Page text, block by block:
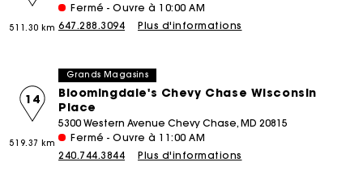
511.30 km
Fermé - Ouvre à 10:00 AM
647.288.3094
Plus d'informations
Grands Magasins
Bloomingdale's Chevy Chase Wisconsin
Place
14
519.37 km
5300 Western Avenue Chevy Chase, MD 20815
Fermé - Ouvre à 11:00 AM
240.744.3844
Plus d'informations